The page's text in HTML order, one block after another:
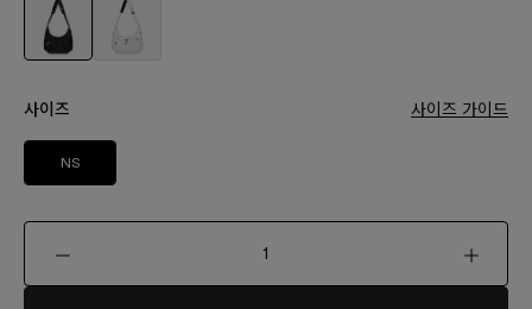
사이즈 사이즈 가이드
NS